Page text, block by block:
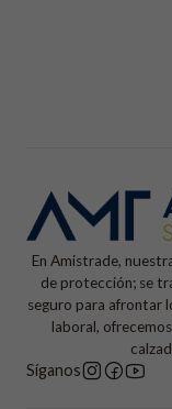
En Amistrade,
de protección; se
seguro para afrontar
laboral,
Síganos